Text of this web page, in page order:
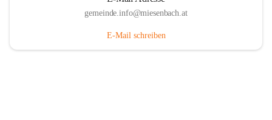
gemeinde.info@miesenbach.at
E-Mail schreiben